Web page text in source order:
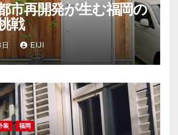
市再開発が生む福岡の
戦
EIJI
装 福岡